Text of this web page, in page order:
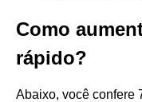
Como
rápido?
Abaixo, você confere